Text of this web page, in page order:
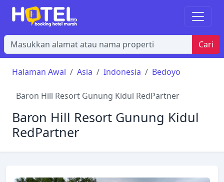
Cari
Halaman Awal Asia Indonesia Bedoyo
Baron Hill Resort Gunung Kidul RedPartner
Baron Hill Resort Gunung Kidul
RedPartner